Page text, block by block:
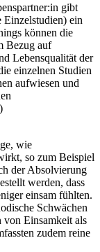
gibt
Einzelstudien) ein
können die
Bezug auf
Lebensqualität der
einzelnen Studien
aufwiesen und
)
wie
so zum Beispiel
der Absolvierung
werden, dass
einsam fühlten.
Schwächen
Einsamkeit als
zudem reine